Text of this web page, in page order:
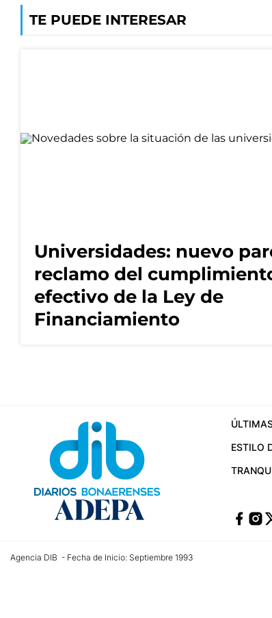
TE PUEDE INTERESAR
Universidades: nuevo
reclamo del
efectivo de la Ley de
Financiamiento
ESTILO
Agencia DIB - Fecha de Inicio: Septiembre 1993